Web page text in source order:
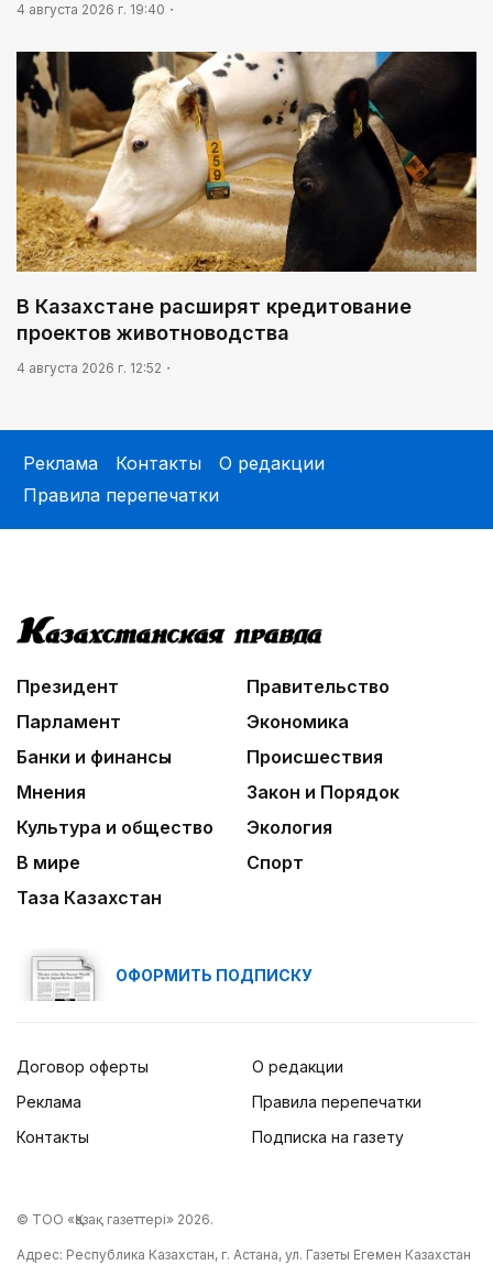
4 августа 2026 г. 19:40
В Казахстане расширят кредитование
проектов животноводства
4 августа 2026 г. 12:52
Реклама Контакты
О редакции
Правила перепечатки
Президент
Правительство
Парламент
Экономика
Банки и финансы
Происшествия
Мнения
Закон и Порядок
Культура и общество
Экология
В мире
Спорт
Таза Казахстан
ОФОРМИТЬ ПОДПИСКУ
Договор оферты
Реклама
Контакты
О редакции
Правила перепечатки
Подписка на газету
© ТОО «Қазақ газеттері» 2026.
Адрес: Республика Казахстан, г. Астана, ул. Газеты Егемен Казахстан